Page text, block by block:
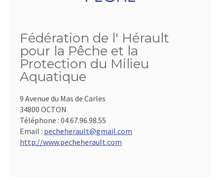
Fédération de l' Hérault
pour la Pêche et la
Protection du Milieu
Aquatique
9 Avenue du Mas de Carles
34800 OCTON
Téléphone : 04.67.96.98.55
Email : pecheherault@gmail.com
http://www.pecheherault.com